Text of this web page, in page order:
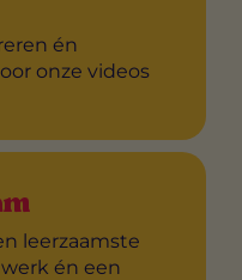
én
onze videos
leerzaamste
én een